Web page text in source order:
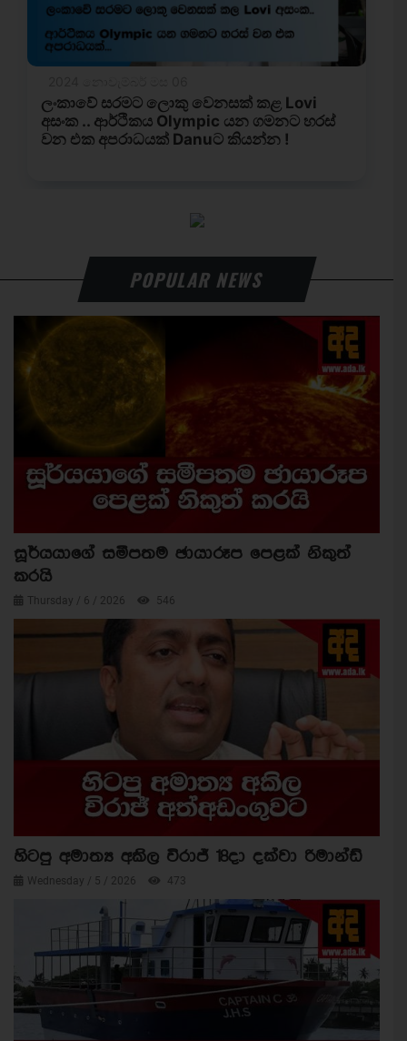
POPULAR NEWS
සූර්යයාගේ සමීපතම ඡායාරූප පෙළක් නිකුත්
කරයි
Thursday / 6 / 2026 546
හිටපු අමාත්‍ය අකිල විරාජ් 18දා දක්වා රිමාන්ඩ්
Wednesday / 5 / 2026 473